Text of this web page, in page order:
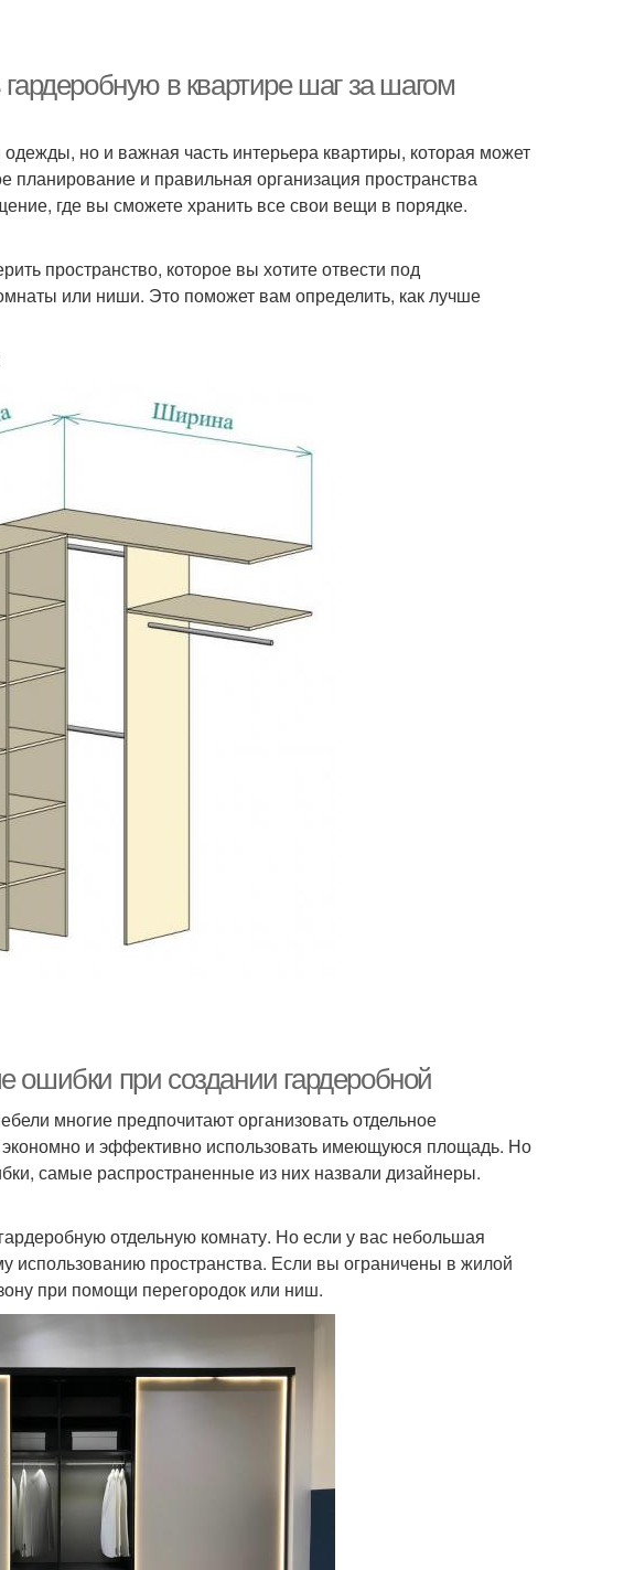
в квартире шаг за шагом
но и важная часть интерьера квартиры, которая может
и правильная организация пространства
где вы сможете хранить все свои вещи в порядке.
пространство, которое вы хотите отвести под
или ниши. Это поможет вам определить, как лучше
ошибки при создании гардеробной
многие предпочитают организовать отдельное
и эффективно использовать имеющуюся площадь. Но
самые распространенные из них назвали дизайнеры.
отдельную комнату. Но если у вас небольшая
использованию пространства. Если вы ограничены в жилой
при помощи перегородок или ниш.